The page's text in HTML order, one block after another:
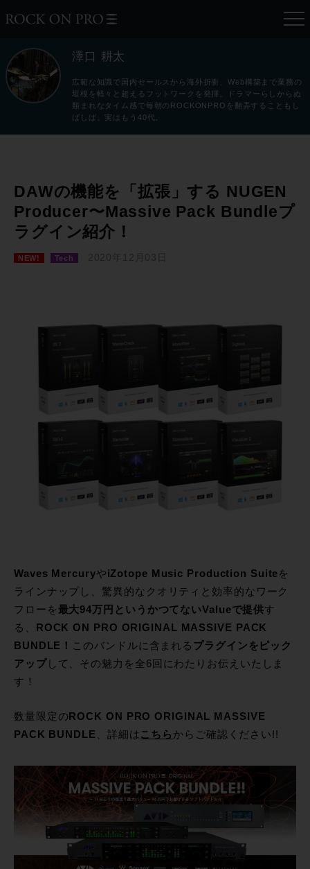
澤口 耕太
広範な知識で国内セールスから海外折衝、Web構築まで業務の
垣根を軽々と超えるフットワークを発揮。ドラマーらしからぬ
類まれなタイム感で毎朝のROCKONPROを翻弄することもし
ばしば。実はもう40代。
DAWの機能を「拡張」する NUGEN
Producer〜Massive Pack Bundleプ
ラグイン紹介！
NEW! Tech 2020年12月03日
Waves MercuryやiZotope Music Production Suiteを
ラインナップし、驚異的なクオリティと効率的なワーク
フローを最大94万円というかつてないValueで提供す
る、
ROCK ON PRO ORIGINAL MASSIVE PACK
BUNDLE！
このバンドルに含まれる プラグインをピック
アップして、その魅力を全6回にわたりお伝えいたしま
す！
数量限定の ROCK ON PRO ORIGINAL MASSIVE
PACK BUNDLE
、詳細はこちら からご確認ください!!